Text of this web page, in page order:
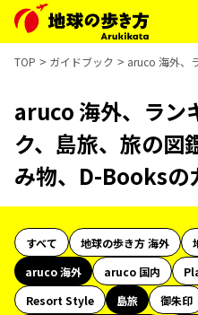
TOP ガイドブック aruco 海外、
aruco 海外、ラン
ク、島旅、旅の図
み物、D-Booksの
すべて 地球の歩き方 海外
aruco 海外
aruco 国内
Resort Style
島旅 御朱印